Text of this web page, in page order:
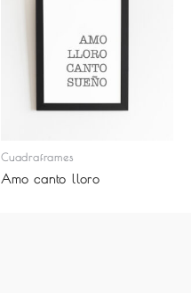
Cuadraframes
Amo canto lloro